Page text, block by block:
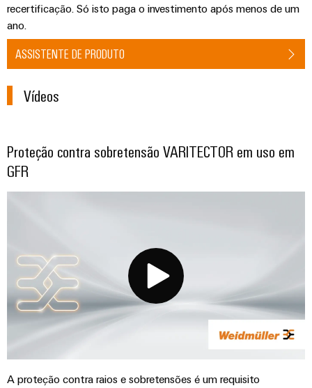
fácil, rápida
recertificação. Só isto paga o investimento após menos de um
ano.
ASSISTENTE DE PRODUTO
Vídeos
Proteção contra sobretensão VARITECTOR em uso em
GFR
A proteção contra raios e sobretensões é um requisito